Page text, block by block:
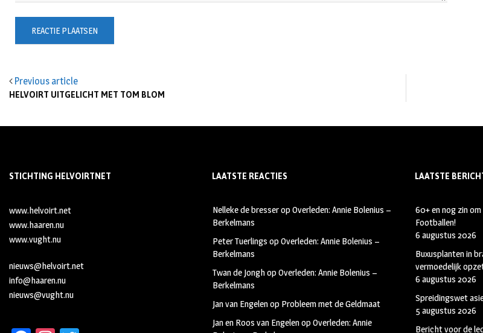
Previous article
HELVOIRT UITGELICHT MET TOM BLOM
STICHTING HELVOIRTNET
www.helvoirt.net
www.haaren.nu
www.vught.nu
nieuws@helvoirt.net
info@haaren.nu
nieuws@vught.nu
LAATSTE REACTIES
Nelleke de bresseropOverleden: Annie Bolenius –
Berkelmans
Peter Tuerlings opOverleden: Annie Bolenius –
Berkelmans
Twan de JonghopOverleden: Annie Bolenius –
Berkelmans
Jan van Engelenop Probleem met de Geldmaat
Jan en Roos van EngelenopOverleden: Annie
LAATSTE
60+ en nog zin
Footballen!
6 augustus 2026
Buxusplanten in
vermoedelijk
6 augustus 2026
Spreidingswet
5 augustus 2026
Bericht voor de